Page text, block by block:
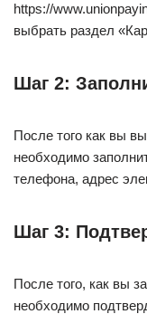
https://
выбрать раздел
Шаг 2:
После того как вы
необходимо
телефона, адрес
Шаг 3:
После того, как вы
необходимо